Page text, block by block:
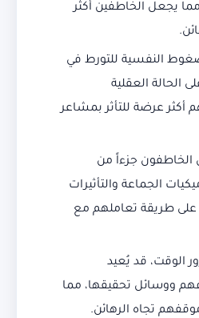
يجعل الخاطفين أكثر
النفسية للتورط في
الحالة العقلية
أكثر عرضة للتأثر بمشاعر
الخاطفون جزءاً من
الجماعة والتأثيرات
على طريقة تعاملهم مع
الوقت، قد يُعيد
ووسائل تحقيقها، مما
تجاه الرهائن.